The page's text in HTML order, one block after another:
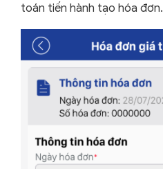
toán tiến hành tạo hóa đơn.